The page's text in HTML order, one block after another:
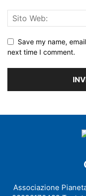
Save my name,
next time I comment.
Associazione